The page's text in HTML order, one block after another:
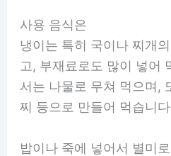
사용 음식은
냉이는 특히 국이나 찌개
고, 부재료로도 많이 넣어
서는 나물로 무쳐 먹으며,
찌 등으로 만들어 먹습니
밥이나 죽에 넣어서 별미